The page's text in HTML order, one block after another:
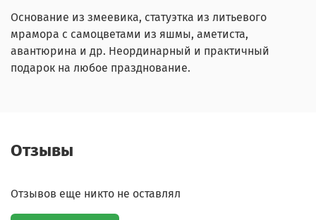
Основание из змеевика, статуэтка из литьевого
мрамора с самоцветами из яшмы, аметиста,
авантюрина и др. Неординарный и практичный
подарок на любое празднование.
Отзывы
Отзывов еще никто не оставлял